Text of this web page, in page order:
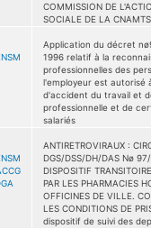
COMMISSION DE
SOCIALE DE LA CNAMTS.
Application du décret
1996 relatif à la
professionnelles des
l'employeur est autorisé
d'accident du travail et
professionnelle et de
salariés
ANTIRETROVIRAUX :
DGS/DSS/DH/DAS Nø
DISPOSITIF
PAR LES PHARMACIES
OFFICINES DE VILLE.
LES CONDITIONS DE
dispositif de suivi des